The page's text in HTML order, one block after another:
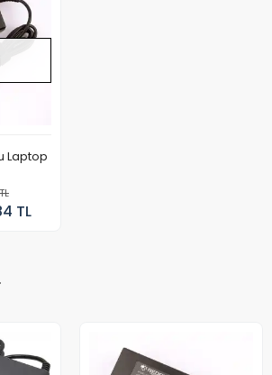
Laptop
TL